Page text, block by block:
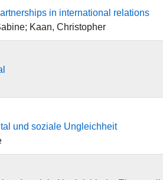
in international relations
Kaan, Christopher
und soziale Ungleichheit